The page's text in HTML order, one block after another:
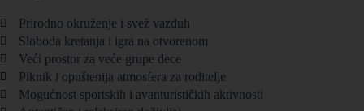
Prirodno okruženje i svež vazduh
Sloboda kretanja i igra na otvorenom
Veći prostor za veće grupe dece
Piknik i opuštenija atmosfera za roditelje
Mogućnost sportskih i avanturističkih aktivnosti